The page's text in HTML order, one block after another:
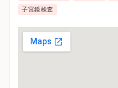
子宮鏡検査